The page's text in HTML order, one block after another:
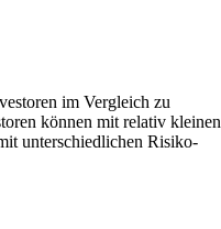
im Vergleich zu
können mit relativ kleinen
unterschiedlichen Risiko-